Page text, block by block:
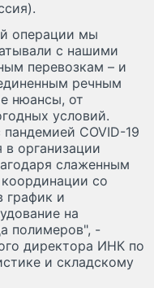
операции мы
с нашими
перевозкам – и
речным
нюансы, от
условий.
COVID-19
в организации
слаженным
со
график и
на
полимеров", -
директора ИНК по
и складскому